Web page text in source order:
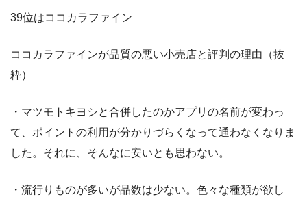
39位はココカラファイン
ココカラファインが品質の悪い小売店と評判の理由（抜
粋）
・マツモトキヨシと合併したのかアプリの名前が変わっ
て、ポイントの利用が分かりづらくなって通わなくなりま
した。それに、そんなに安いとも思わない。
・流行りものが多いが品数は少ない。色々な種類が欲し